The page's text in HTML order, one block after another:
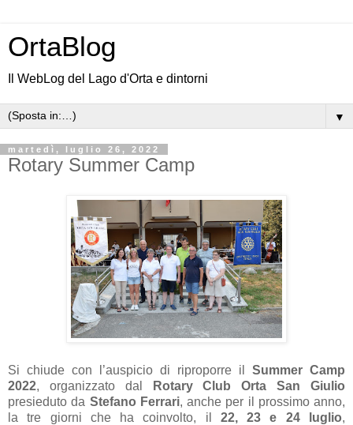
OrtaBlog
Il WebLog del Lago d'Orta e dintorni
▼
martedì, luglio 26, 2022
Rotary Summer Camp
Si chiude con l’auspicio di riproporre il Summer Camp
2022, organizzato dal
Rotary Club Orta San Giulio
presieduto da Stefano Ferrari, anche per il prossimo anno,
la tre giorni che ha coinvolto, il 22, 23 e 24 luglio,